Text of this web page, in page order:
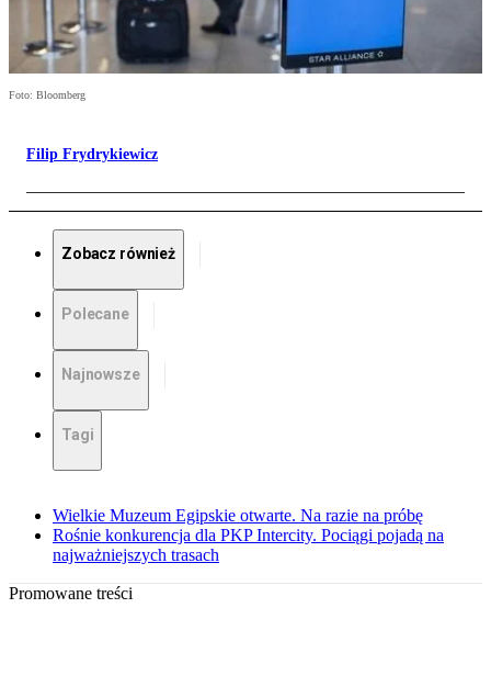
Foto: Bloomberg
Filip Frydrykiewicz
Zobacz również
Polecane
Najnowsze
Tagi
Wielkie Muzeum Egipskie otwarte. Na razie na próbę
Rośnie konkurencja dla PKP Intercity. Pociągi pojadą na
najważniejszych trasach
Promowane treści